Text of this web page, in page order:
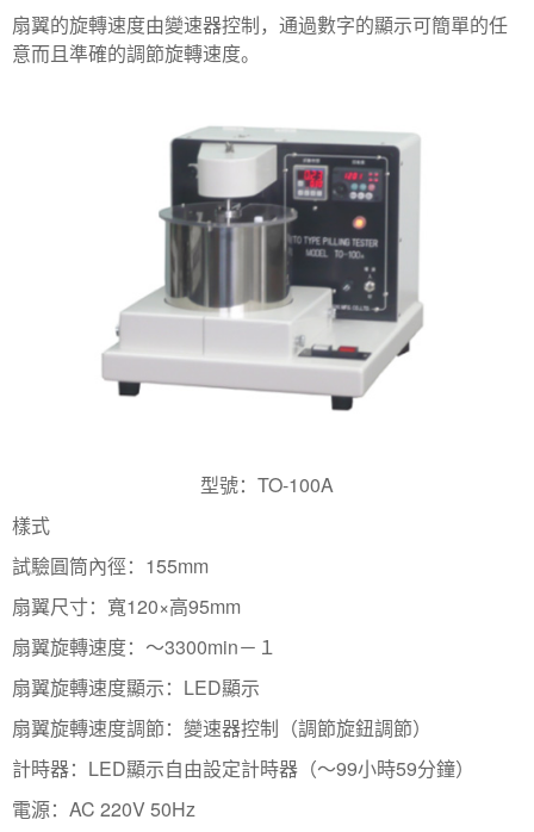
扇翼的旋轉速度由變速器控制，通過數字的顯示可簡單的任
意而且準確的調節旋轉速度。
型號：TO-100A
樣式
試驗圓筒內徑：155mm
扇翼尺寸：寬120×高95mm
扇翼旋轉速度：～3300min－１
扇翼旋轉速度顯示：LED顯示
扇翼旋轉速度調節：變速器控制（調節旋鈕調節）
計時器：LED顯示自由設定計時器（～99小時59分鐘）
電源：AC 220V 50Hz